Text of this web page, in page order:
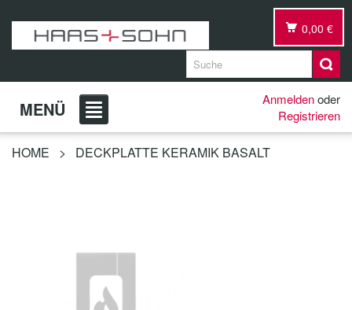
0,00 €
MENÜ Anmeldenoder
Registrieren
HOME > DECKPLATTE KERAMIK BASALT